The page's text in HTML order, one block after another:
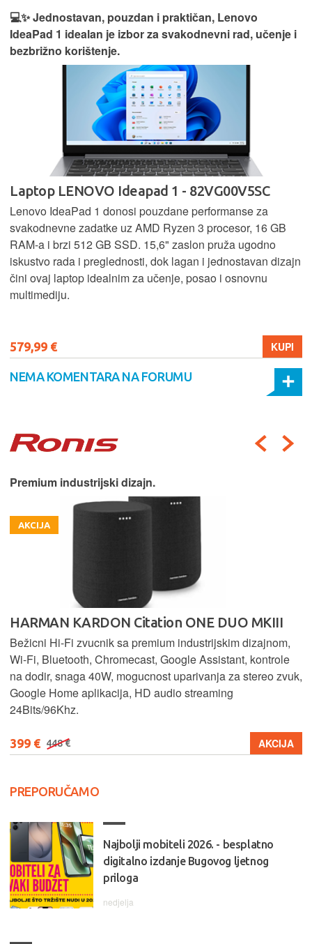
💻✨ Jednostavan, pouzdan i praktičan, Lenovo
IdeaPad 1 idealan je izbor za svakodnevni rad, učenje i
bezbrižno korištenje.
Laptop LENOVO Ideapad 1 - 82VG00V5SC
Lenovo IdeaPad 1 donosi pouzdane performanse za
svakodnevne zadatke uz AMD Ryzen 3 procesor, 16 GB
RAM-a i brzi 512 GB SSD. 15,6" zaslon pruža ugodno
iskustvo rada i preglednosti, dok lagan i jednostavan dizajn
čini ovaj laptop idealnim za učenje, posao i osnovnu
multimediju.
579,99 € KUPI
NEMA KOMENTARA NA FORUMU
Premium industrijski dizajn.
AKCIJA
HARMAN KARDON Citation ONE DUO MKIII
Bežicni Hi-Fi zvucnik sa premium industrijskim dizajnom,
Wi-Fi, Bluetooth, Chromecast, Google Assistant, kontrole
na dodir, snaga 40W, mogucnost uparivanja za stereo zvuk,
Google Home aplikacija, HD audio streaming
24Bits/96Khz.
399 € 448 € AKCIJA
PREPORUČAMO
Najbolji mobiteli 2026. - besplatno
digitalno izdanje Bugovog ljetnog
priloga
nedjelja